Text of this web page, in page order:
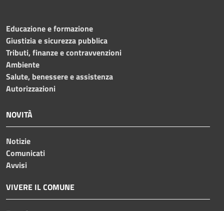
Educazione e formazione
Giustizia e sicurezza pubblica
Tributi, finanze e contravvenzioni
Ambiente
Salute, benessere e assistenza
Autorizzazioni
NOVITÀ
Notizie
Comunicati
Avvisi
VIVERE IL COMUNE